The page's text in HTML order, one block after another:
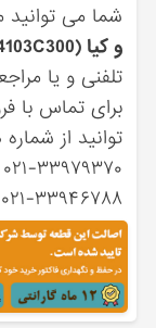
شما می
و کیا (244103C300)
تلفنی و یا
برای تماس با
توانید از
۰۲۱-۳۳۹۷۹۳۷۰
۰۲۱-۳۳۹۴۶۷۸۸